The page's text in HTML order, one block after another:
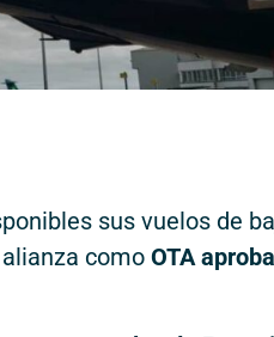
sus vuelos de
como OTA